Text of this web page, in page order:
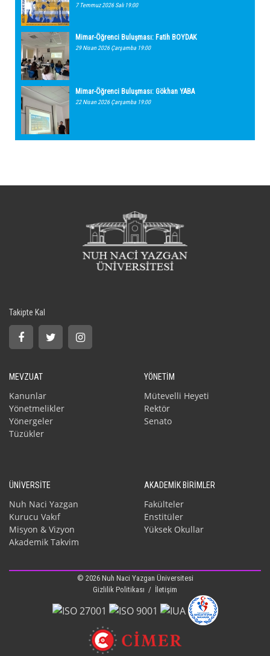
7 Temmuz 2026 Salı 19:00
Mimar-Öğrenci Buluşması: Fatih BOYDAK
29 Nisan 2026 Çarşamba 19:00
Mimar-Öğrenci Buluşması: Gökhan YABA
22 Nisan 2026 Çarşamba 19:00
Takipte Kal
MEVZUAT
Kanunlar
Yönetmelikler
Yönergeler
Tüzükler
YÖNETİM
Mütevelli Heyeti
Rektör
Senato
ÜNİVERSİTE
Nuh Naci Yazgan
Kurucu Vakıf
Misyon & Vizyon
Akademik Takvim
AKADEMİK BİRİMLER
Fakülteler
Enstitüler
Yüksek Okullar
© 2026 Nuh Naci Yazgan Üniversitesi
Gizlilik Politikası / İletişim